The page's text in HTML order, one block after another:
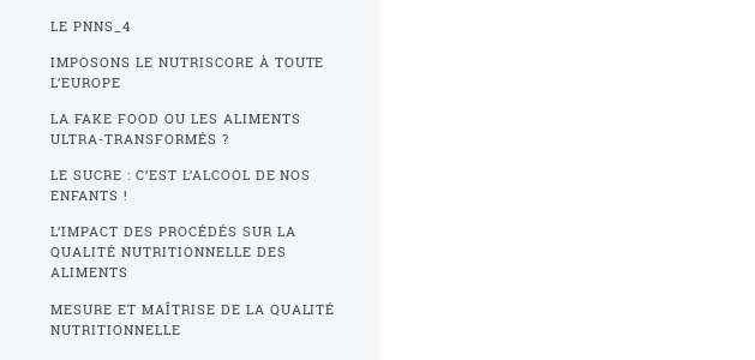
LE PNNS_4
IMPOSONS LE NUTRISCORE À TOUTE
L’EUROPE
LA FAKE FOOD OU LES ALIMENTS
ULTRA-TRANSFORMÉS ?
LE SUCRE : C’EST L’ALCOOL DE NOS
ENFANTS !
L’IMPACT DES PROCÉDÉS SUR LA
QUALITÉ NUTRITIONNELLE DES
ALIMENTS
MESURE ET MAÎTRISE DE LA QUALITÉ
NUTRITIONNELLE